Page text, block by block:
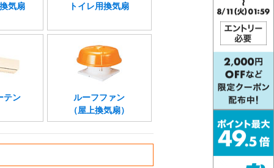
気扇 トイレ用換気扇
テン
ルーフファン
（屋上換気扇）